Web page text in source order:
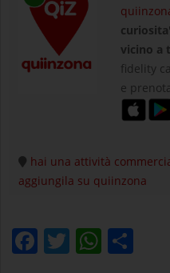
vicino a
fidelity
e
hai una attività
aggiungila su quiinzona
Facebook
Twitter